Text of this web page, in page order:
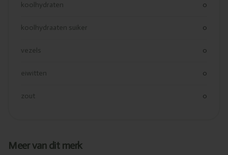
koolhydraten 0
koolhydraaten suiker 0
vezels 0
eiwitten 0
zout 0
Meer van dit merk